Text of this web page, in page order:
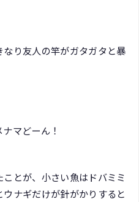
り友人の竿がガタガタと暴
マどーん！
とが、小さい魚はドバミミ
ナギだけが針がかりすると